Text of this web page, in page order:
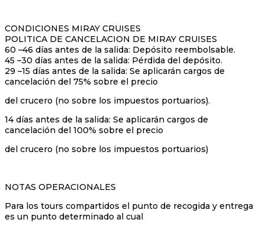
CONDICIONES MIRAY CRUISES
POLITICA DE CANCELACION DE MIRAY CRUISES
60 –46 días antes de la salida: Depósito reembolsable.
45 –30 días antes de la salida: Pérdida del depósito.
29 –15 días antes de la salida: Se aplicarán cargos de
cancelación del 75% sobre el precio
del crucero (no sobre los impuestos portuarios).
14 días antes de la salida: Se aplicarán cargos de
cancelación del 100% sobre el precio
del crucero (no sobre los impuestos portuarios)
NOTAS OPERACIONALES
Para los tours compartidos el punto de recogida y entrega
es un punto determinado al cual